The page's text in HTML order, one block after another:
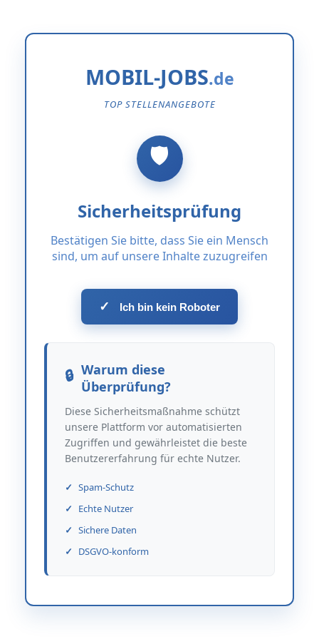
MOBIL-JOBS
TOP STELLENANGEBOTE
Sicherheitsprüfung
Bestätigen Sie bitte, dass Sie ein Mensch
sind, um auf unsere Inhalte zuzugreifen
✓ Ich bin kein Roboter
Warum diese
Überprüfung?
Diese Sicherheitsmaßnahme schützt
unsere Plattform vor automatisierten
Zugriffen und gewährleistet die beste
Benutzererfahrung für echte Nutzer.
Spam-Schutz
Echte Nutzer
Sichere Daten
DSGVO-konform